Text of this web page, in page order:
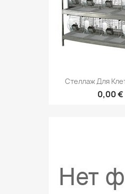
Стеллаж Для
0,00 €